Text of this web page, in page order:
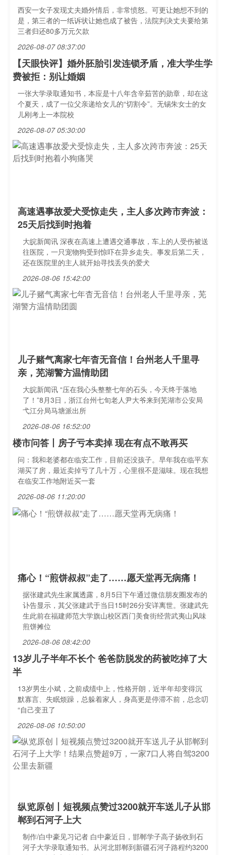
西安一女子发现丈夫婚外情后，非常愤怒。可更让她想不到的
是，第三者的一纸诉状让她也成了被告，法院判决丈夫要给第
三者归还80多万元欠款
2026-08-07 08:37:00
【天眼快评】婚外胚胎引发连锁矛盾，准大学生学
费被拒：别让婚姻
一张大学录取通知书，本应是十八年含辛茹苦的勋章，却在这
个夏天，成了一位父亲递给女儿的“切割令”。无锡朱女士的女
儿刚考上一本院校
2026-08-07 05:30:00
高速遇事故爱犬受惊走失，主人多次跨市奔波：
25天后找到时抱着
大皖新闻讯 深夜在高速上遭遇交通事故，车上的人受伤被送
往医院，一只宠物狗受到惊吓在异乡走失。事发后第二天，
还在医院里的主人就开始寻找丢失的爱犬
2026-08-06 15:42:00
儿子赌气离家七年杳无音信！台州老人千里寻
亲，芜湖警方温情助团
大皖新闻讯 “压在我心头整整七年的石头，今天终于落地
了！”8月3日，浙江台州七旬老人尹大爷来到芜湖市公安局
弋江分局马塘派出所
2026-08-06 16:52:00
楼市问答丨房子亏本卖掉 现在有点不敢再买
问：我和老婆都在临安工作，目前还没孩子。早年我在临平东
湖买了房，最近卖掉亏了几十万，心里很不是滋味。现在我想
在临安工作地附近买一套
2026-08-06 11:20:00
痛心！“煎饼叔叔”走了……愿天堂再无病痛！
据张建武先生家属透露，8月5日下午通过微信朋友圈发布的
讣告显示，其父张建武于当日15时26分安详离世。张建武先
生此前在福建师范大学旗山校区西门美食街经营武夷山风味
煎饼摊位
2026-08-06 08:42:00
13岁儿子半年不长个 爸爸防脱发的药被吃掉了大
半
13岁男生小斌，之前成绩中上，性格开朗，近半年却变得沉
默寡言、失眠烦躁，总躲着家人，身高更是停滞不前，总念叨
“自己变丑了
2026-08-06 10:50:00
纵览原创丨短视频点赞过3200就开车送儿子从邯
郸到石河子上大
制作/白中豪见习记者 白中豪近日，邯郸学子高子扬收到石
河子大学录取通知书。从河北邯郸到新疆石河子路程约3200